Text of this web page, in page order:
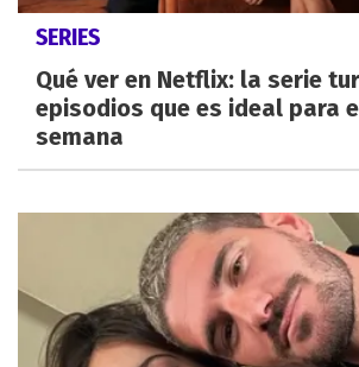
SERIES
Qué ver en Netflix: la serie
episodios que es ideal para
semana